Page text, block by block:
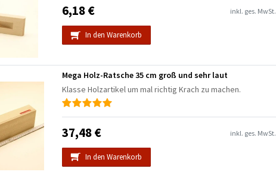
6,18 € inkl. ges. MwSt.
In den Warenkorb
Mega Holz-Ratsche 35 cm groß und sehr laut
Klasse Holzartikel um mal richtig Krach zu machen.
37,48 € inkl. ges. MwSt.
In den Warenkorb